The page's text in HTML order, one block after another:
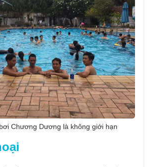
Chương Dương là không giới hạn